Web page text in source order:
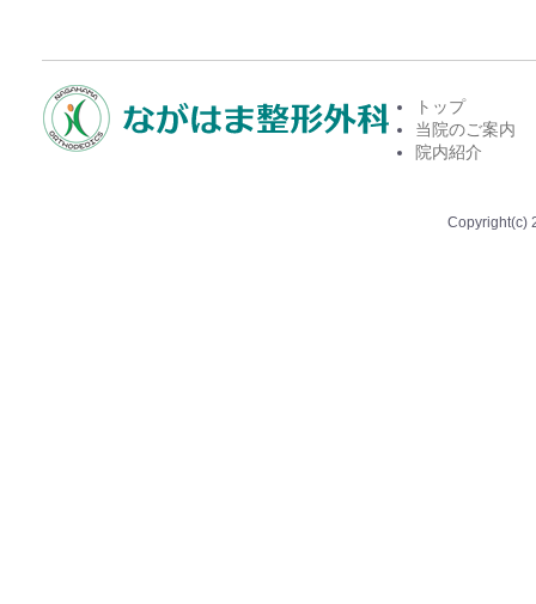
トップ
当院のご案内
院内紹介
Copyright(c)